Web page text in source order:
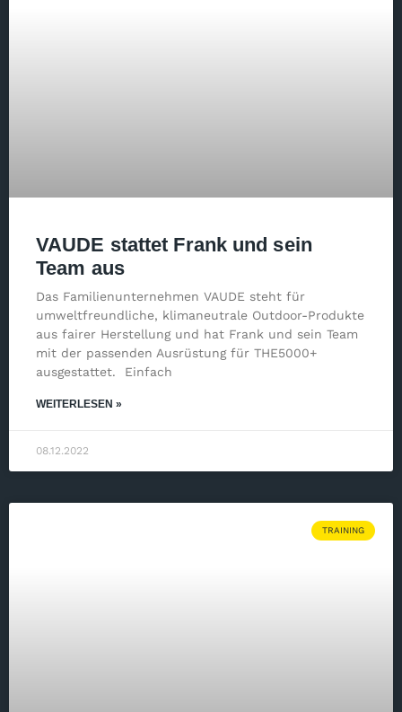
VAUDE stattet Frank und sein
Team aus
Das Familienunternehmen VAUDE steht für
umweltfreundliche, klimaneutrale Outdoor-Produkte
aus fairer Herstellung und hat Frank und sein Team
mit der passenden Ausrüstung für THE5000+
ausgestattet. Einfach
WEITERLESEN »
08.12.2022
TRAINING